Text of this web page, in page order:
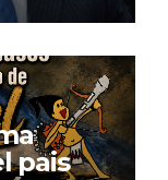
pais